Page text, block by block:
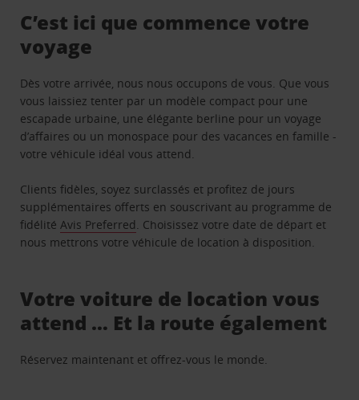
C’est ici que commence votre
voyage
Dès votre arrivée, nous nous occupons de vous. Que vous
vous laissiez tenter par un modèle compact pour une
escapade urbaine, une élégante berline pour un voyage
d’affaires ou un monospace pour des vacances en famille -
votre véhicule idéal vous attend.
Clients fidèles, soyez surclassés et profitez de jours
supplémentaires offerts en souscrivant au programme de
fidélitéAvis Preferred. Choisissez votre date de départ et
nous mettrons votre véhicule de location à disposition.
Votre voiture de location vous
attend … Et la route également
Réservez maintenant et offrez-vous le monde.